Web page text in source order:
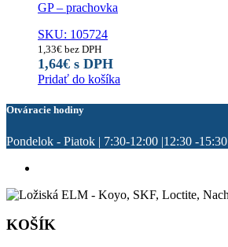
GP – prachovka
SKU: 105724
1,33€ bez DPH
1,64€ s DPH
Pridať do košíka
Otváracie hodiny
Pondelok - Piatok | 7:30-12:00 |12:30 -15:30
KOŠÍK